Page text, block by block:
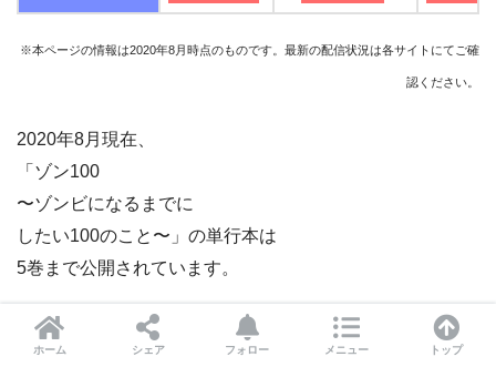
※本ページの情報は2020年8月時点のものです。最新の配信状況は各サイトにてご確
認ください。
2020年8月現在、
「ゾン100
〜ゾンビになるまでに
したい100のこと〜」の単行本は
5巻まで公開されています。
なので、単行本を全巻無料で
読むことはできないですが、
ホーム シェア フォロー メニュー トップ